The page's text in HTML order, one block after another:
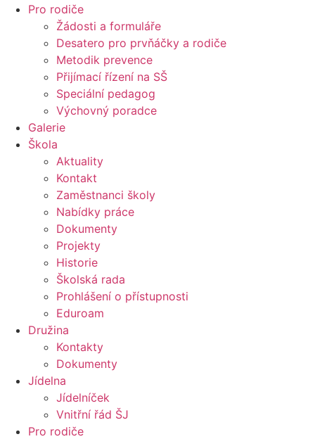
Pro rodiče
Žádosti a formuláře
Desatero pro prvňáčky a rodiče
Metodik prevence
Přijímací řízení na SŠ
Speciální pedagog
Výchovný poradce
Galerie
Škola
Aktuality
Kontakt
Zaměstnanci školy
Nabídky práce
Dokumenty
Projekty
Historie
Školská rada
Prohlášení o přístupnosti
Eduroam
Družina
Kontakty
Dokumenty
Jídelna
Jídelníček
Vnitřní řád ŠJ
Pro rodiče